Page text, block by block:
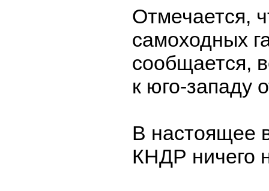
Отмечается,
самоходных
сообщается,
к юго-западу
В настоящее
КНДР ничего